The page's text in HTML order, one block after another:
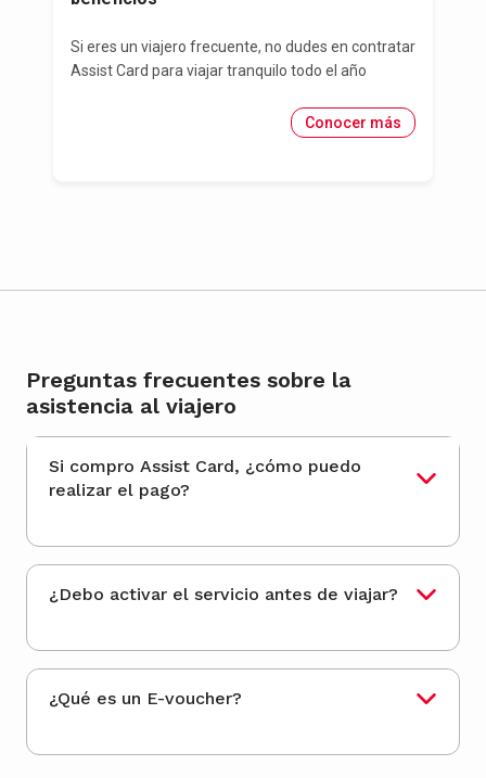
Si eres un viajero frecuente, no dudes en contratar
Assist Card para viajar tranquilo todo el año
Conocer más
Preguntas frecuentes sobre la
asistencia al viajero
Si compro Assist Card, ¿cómo puedo
realizar el pago?
¿Debo activar el servicio antes de viajar?
¿Qué es un E-voucher?